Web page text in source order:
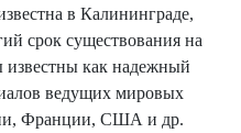
в Калининграде,
срок существования на
известны как надежный
ведущих мировых
Франции, США и др.